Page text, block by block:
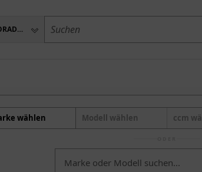
MOTORADTEILE
wählen Modell wählen ccm